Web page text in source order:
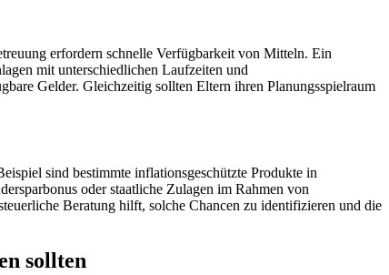
erfordern schnelle Verfügbarkeit von Mitteln. Ein
mit unterschiedlichen Laufzeiten und
Gelder. Gleichzeitig sollten Eltern ihren Planungsspielraum
sind bestimmte inflationsgeschützte Produkte in
oder staatliche Zulagen im Rahmen von
Beratung hilft, solche Chancen zu identifizieren und die
sollten